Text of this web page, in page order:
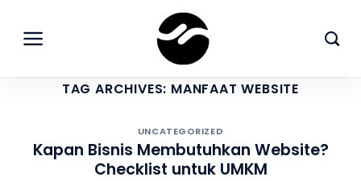
content
TAG ARCHIVES: MANFAAT WEBSITE
UNCATEGORIZED
Kapan Bisnis Membutuhkan Website?
Checklist untuk UMKM